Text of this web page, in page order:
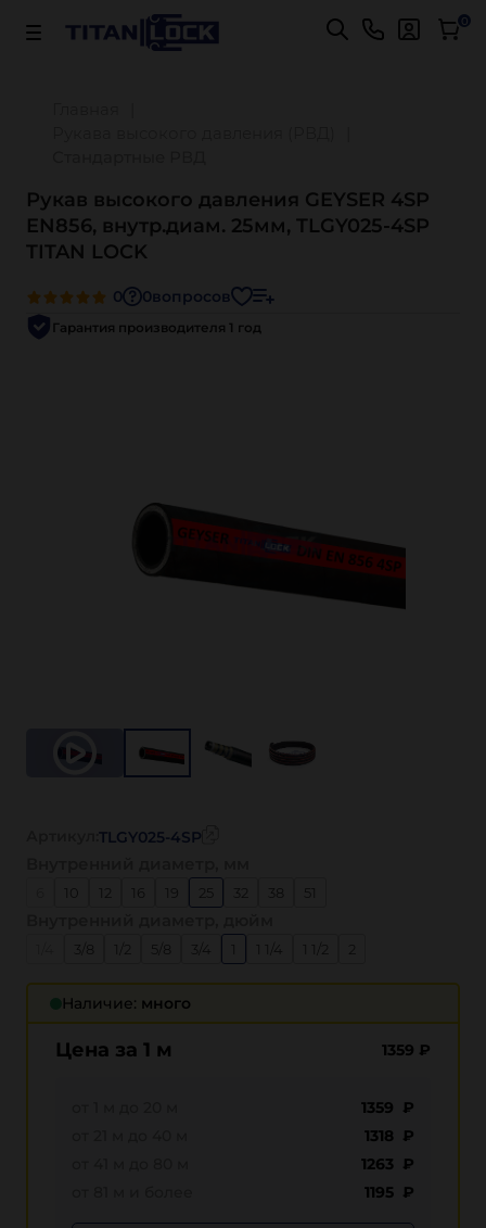
Важно! Для оплаты заказов Подробнее 0
Рукав высокого давления GEYSER 4SP
EN856, внутр.диам. 25мм, TLGY025-4SP
TITAN LOCK
0 0вопросов
Гарантия производителя 1 год
Наличие: много
Цена за 1 м 1359 ₽
1359 ₽
1318 ₽
1263 ₽
1195 ₽
TLGY025-4SP
16 32 38
3/8 5/8 3/4